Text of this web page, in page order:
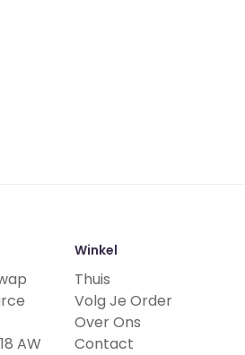
AW
Winkel
Thuis
Volg Je Order
Over Ons
Contact